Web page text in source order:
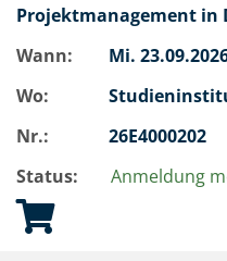
Projektmanagement
Wann:
Mi.
Wo:
Nr.:
26E4000202
Status:
Anmeldung